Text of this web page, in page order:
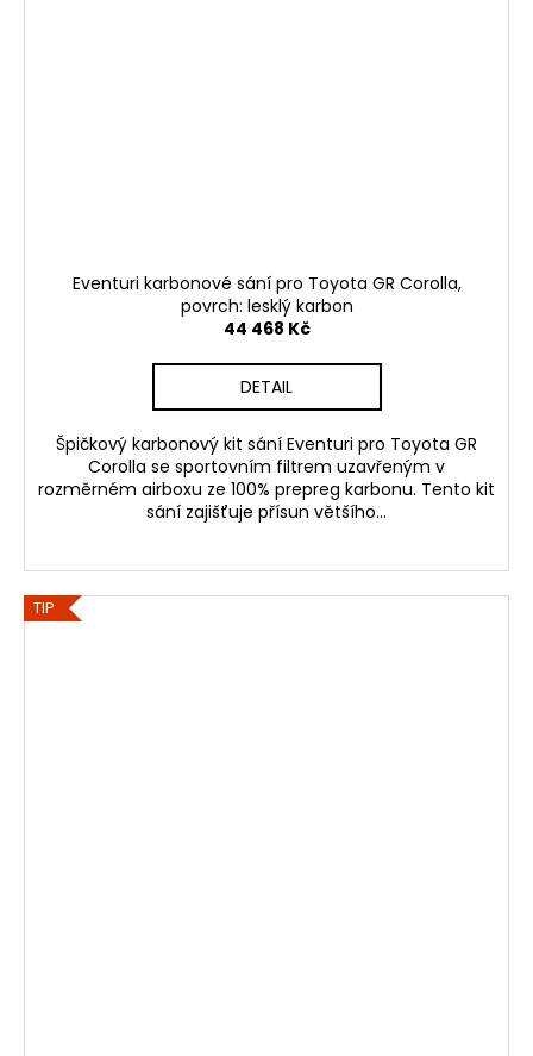
Eventuri karbonové sání pro Toyota GR Corolla,
povrch: lesklý karbon
44 468 Kč
DETAIL
Špičkový karbonový kit sání Eventuri pro Toyota GR
Corolla se sportovním filtrem uzavřeným v
rozměrném airboxu ze 100% prepreg karbonu. Tento kit
sání zajišťuje přísun většího...
TIP